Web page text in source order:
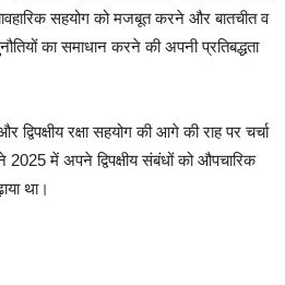
सहयोग को मजबूत करने और बातचीत व
का समाधान करने की अपनी प्रतिबद्धता
रक्षा सहयोग की आगे की राह पर चर्चा
में अपने द्विपक्षीय संबंधों को औपचारिक
था।